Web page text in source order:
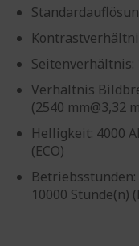
Seitenverhältnis:
Verhältnis
(2540 mm@3,32
Helligkeit: 4000
(ECO)
Betriebsstunden:
10000 Stunde(n)